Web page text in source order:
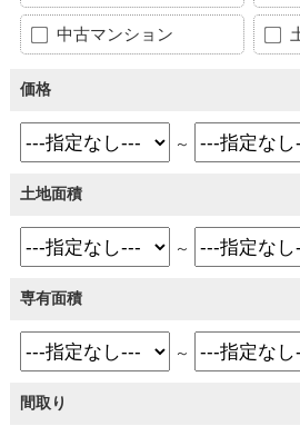
中古マンション
価格
～
土地面積
～
専有面積
～
間取り